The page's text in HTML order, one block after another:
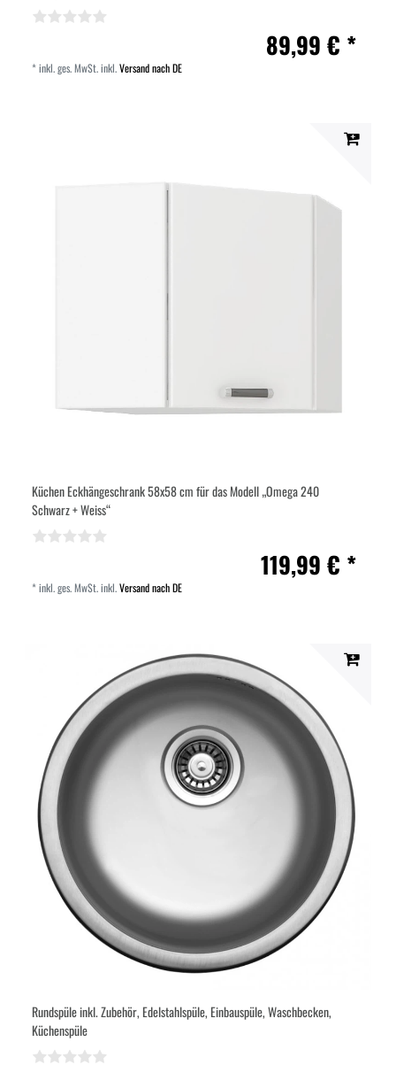
89,99 € *
*inkl. ges. MwSt.inkl.Versand nach DE
Küchen Eckhängeschrank 58x58 cm für das Modell „Omega 240
Schwarz + Weiss“
119,99 € *
*inkl. ges. MwSt.inkl.Versand nach DE
Rundspüle inkl. Zubehör, Edelstahlspüle, Einbauspüle, Waschbecken,
Küchenspüle